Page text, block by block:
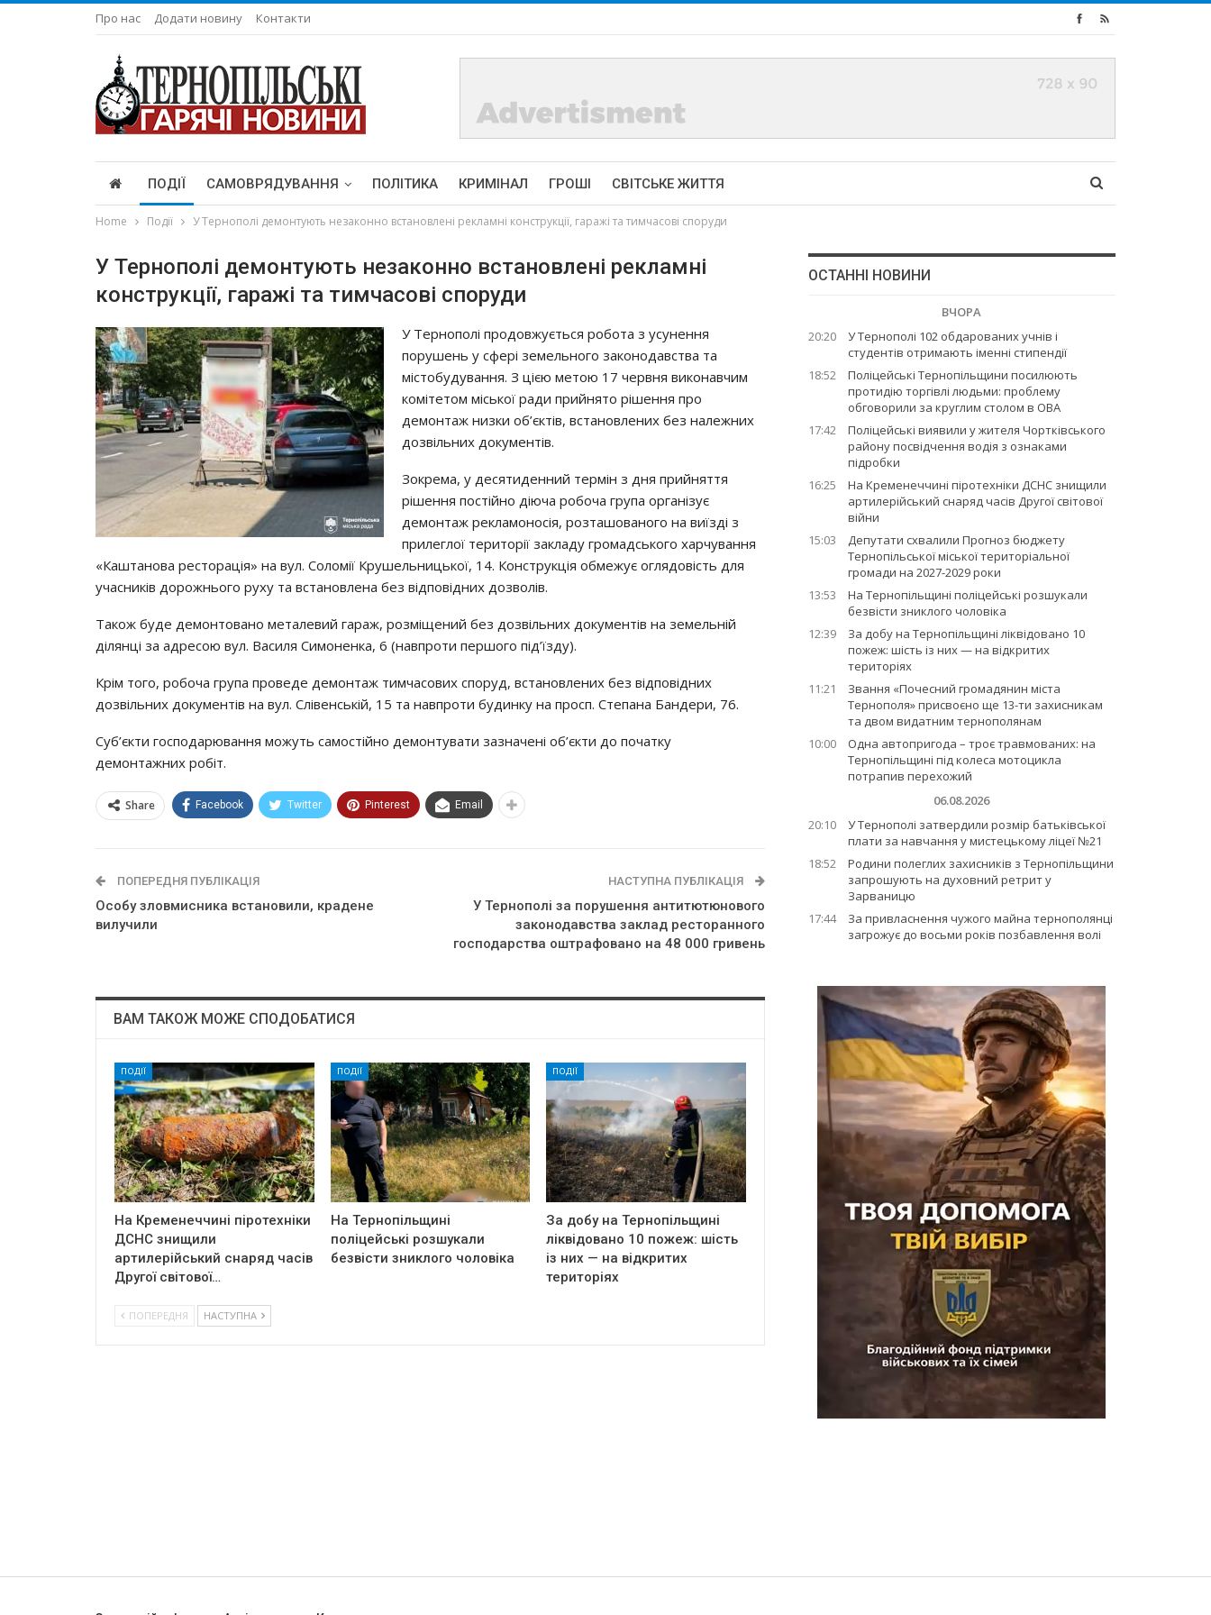
Про нас Додати новину Контакти
ПОДІЇ САМОВРЯДУВАННЯ ПОЛІТИКА КРИМІНАЛ ГРОШІ СВІТСЬКЕ ЖИТТЯ
Home Події У Тернополі демонтують незаконно встановлені рекламні конструкції, гаражі та тимчасові споруди
У Тернополі демонтують незаконно встановлені рекламні
конструкції, гаражі та тимчасові споруди
У Тернополі продовжується робота з усунення
порушень у сфері земельного законодавства та
містобудування. З цією метою 17 червня виконавчим
комітетом міської ради прийнято рішення про
демонтаж низки об’єктів, встановлених без належних
дозвільних документів.
Зокрема, у десятиденний термін з дня прийняття
рішення постійно діюча робоча група організує
демонтаж рекламоносія, розташованого на виїзді з
прилеглої території закладу громадського харчування
«Каштанова ресторація» на вул. Соломії Крушельницької, 14. Конструкція обмежує оглядовість для
учасників дорожнього руху та встановлена без відповідних дозволів.
Також буде демонтовано металевий гараж, розміщений без дозвільних документів на земельній
ділянці за адресою вул. Василя Симоненка, 6 (навпроти першого під’їзду).
Крім того, робоча група проведе демонтаж тимчасових споруд, встановлених без відповідних
дозвільних документів на вул. Слівенській, 15 та навпроти будинку на просп. Степана Бандери, 76.
Суб’єкти господарювання можуть самостійно демонтувати зазначені об’єкти до початку
демонтажних робіт.
Share Facebook Twitter Pinterest Email
ПОПЕРЕДНЯ ПУБЛІКАЦІЯ
Особу зловмисника встановили, крадене
вилучили
НАСТУПНА ПУБЛІКАЦІЯ
У Тернополі за порушення антитютюнового
законодавства заклад ресторанного
господарства оштрафовано на 48 000 гривень
ВАМ ТАКОЖ МОЖЕ СПОДОБАТИСЯ
ПОДІЇ
На Кременеччині піротехніки
ДСНС знищили
артилерійський снаряд часів
Другої світової…
ПОДІЇ
На Тернопільщині
поліцейські розшукали
безвісти зниклого чоловіка
ПОДІЇ
За добу на Тернопільщині
ліквідовано 10 пожеж: шість
із них — на відкритих
територіях
ПОПЕРЕДНЯ НАСТУПНА
ОСТАННІ НОВИНИ
ВЧОРА
20:20
У Тернополі 102 обдарованих учнів і
студентів отримають іменні стипендії
18:52
Поліцейські Тернопільщини посилюють
протидію торгівлі людьми: проблему
обговорили за круглим столом в ОВА
17:42
Поліцейські виявили у жителя Чортківського
району посвідчення водія з ознаками
підробки
16:25
На Кременеччині піротехніки ДСНС знищили
артилерійський снаряд часів Другої світової
війни
15:03
Депутати схвалили Прогноз бюджету
Тернопільської міської територіальної
громади на 2027-2029 роки
13:53
На Тернопільщині поліцейські розшукали
безвісти зниклого чоловіка
12:39
За добу на Тернопільщині ліквідовано 10
пожеж: шість із них — на відкритих
територіях
11:21
Звання «Почесний громадянин міста
Тернополя» присвоєно ще 13-ти захисникам
та двом видатним тернополянам
10:00
Одна автопригода – троє травмованих: на
Тернопільщині під колеса мотоцикла
потрапив перехожий
06.08.2026
20:10
У Тернополі затвердили розмір батьківської
плати за навчання у мистецькому ліцеї №21
18:52
Родини полеглих захисників з Тернопільщини
запрошують на духовний ретрит у
Зарваницю
17:44
За привласнення чужого майна тернополянці
загрожує до восьми років позбавлення волі